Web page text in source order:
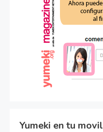
Yumeki en tu movil